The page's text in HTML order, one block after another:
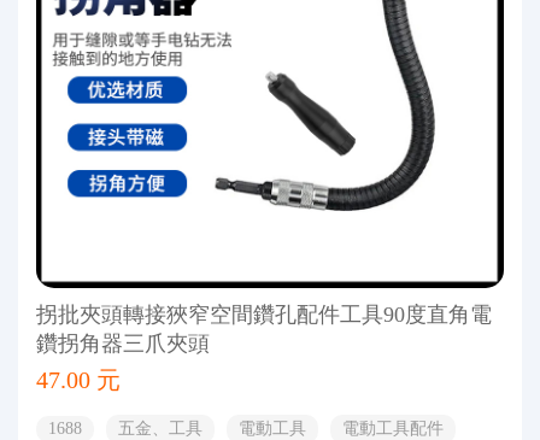
拐批夾頭轉接狹窄空間鑽孔配件工具90度直角電
鑽拐角器三爪夾頭
47.00 元
1688 五金、工具 電動工具 電動工具配件